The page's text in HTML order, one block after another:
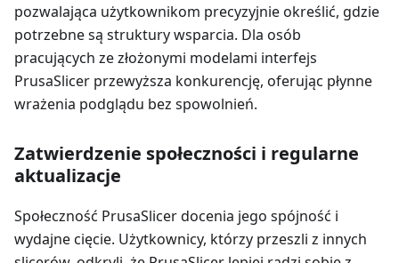
pozwalająca użytkownikom precyzyjnie określić, gdzie
potrzebne są struktury wsparcia. Dla osób
pracujących ze złożonymi modelami interfejs
PrusaSlicer przewyższa konkurencję, oferując płynne
wrażenia podglądu bez spowolnień.
Zatwierdzenie społeczności i regularne
aktualizacje
Społeczność PrusaSlicer docenia jego spójność i
wydajne cięcie. Użytkownicy, którzy przeszli z innych